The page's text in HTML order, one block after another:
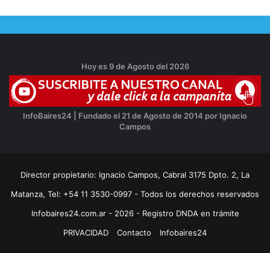
Hoy es 9 de Agosto del 2026
InfoBaires24 | Fundado el 21 de Agosto de 2014 por Ignacio
Campos
Director propietario: Ignacio Campos, Cabral 3175 Dpto. 2, La
Matanza, Tel: +54 11 3530-0997 - Todos los derechos reservados
Infobaires24.com.ar - 2026 - Registro DNDA en trámite
PRIVACIDAD
Contacto Infobaires24